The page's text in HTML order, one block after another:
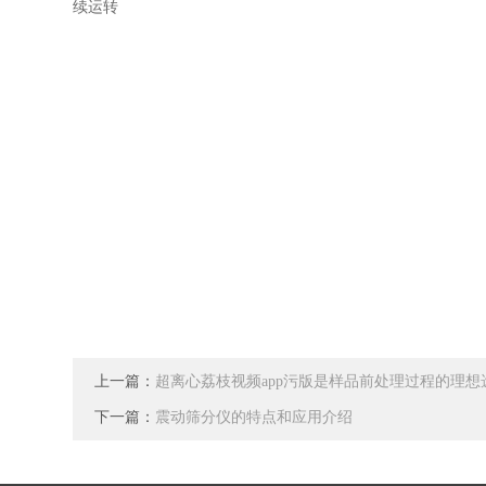
续运转
上一篇： 超离心荔枝视频app污版是样品前处理过程的理想
下一篇： 震动筛分仪的特点和应用介绍